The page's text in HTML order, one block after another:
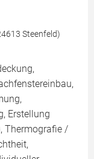
Steenfeld)
Erstellung
Thermografie /